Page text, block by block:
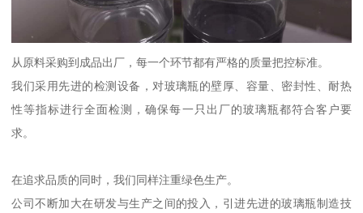
从原料采购到成品出厂，每一个环节都有严格的质量把控标准。
我们采用先进的检测设备，对玻璃瓶的壁厚、容量、密封性、耐热
性等指标进行全面检测，确保每一只出厂的玻璃瓶都符合客户要
求。
在追求品质的同时，我们同样注重绿色生产。
公司不断加大在研发与生产之间的投入，引进先进的玻璃瓶制造技